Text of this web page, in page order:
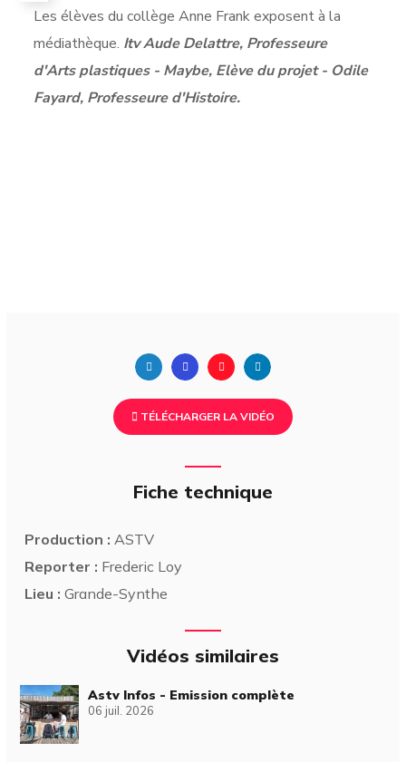
Les élèves du collège Anne Frank exposent à la
médiathèque. Itv Aude Delattre, Professeure
d'Arts plastiques - Maybe, Elève du projet - Odile
Fayard, Professeure d'Histoire.
TÉLÉCHARGER LA VIDÉO
Fiche technique
Production : ASTV
Reporter : Frederic Loy
Lieu : Grande-Synthe
Vidéos similaires
Astv Infos - Emission complète
06 juil. 2026